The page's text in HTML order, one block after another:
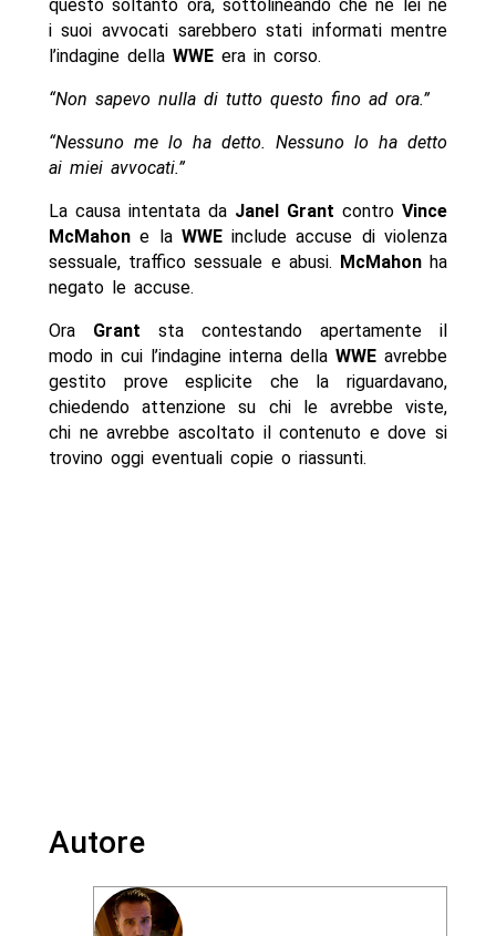
questo soltanto ora, sottolineando che né lei né
i suoi avvocati sarebbero stati informati mentre
l’indagine della WWEera in corso.
“Non sapevo nulla di tutto questo fino ad ora.”
“Nessuno me lo ha detto. Nessuno lo ha detto
ai miei avvocati.”
La causa intentata da Janel Grant controVince
McMahone la WWEinclude accuse di violenza
sessuale, traffico sessuale e abusi. McMahonha
negato le accuse.
Ora Grant sta contestando apertamente il
modo in cui l’indagine interna dellaWWE avrebbe
gestito prove esplicite che la riguardavano,
chiedendo attenzione su chi le avrebbe viste,
chi ne avrebbe ascoltato il contenuto e dove si
trovino oggi eventuali copie o riassunti.
Autore